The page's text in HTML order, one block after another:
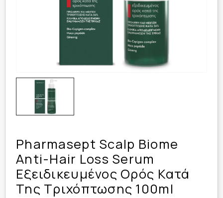
Pharmasept Scalp Biome
Anti-Hair Loss Serum
Εξειδικευμένος Ορός Κατά
Της Τριχόπτωσης 100ml